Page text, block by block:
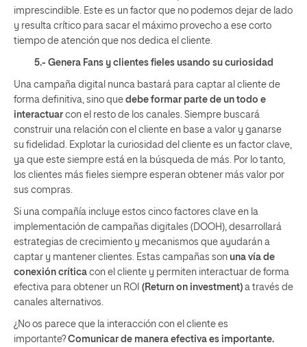
imprescindible. Este es un factor que no podemos dejar de lado
y resulta crítico para sacar el máximo provecho a ese corto
tiempo de atención que nos dedica el cliente.
5.- Genera Fans y clientes fieles usando su curiosidad
Una campaña digital nunca bastará para captar al cliente de
forma definitiva, sino que debe formar parte de un todo e
interactuar con el resto de los canales. Siempre buscará
construir una relación con el cliente en base a valor y ganarse
su fidelidad. Explotar la curiosidad del cliente es un factor clave,
ya que este siempre está en la búsqueda de más. Por lo tanto,
los clientes más fieles siempre esperan obtener más valor por
sus compras.
Si una compañía incluye estos cinco factores clave en la
implementación de campañas digitales (DOOH), desarrollará
estrategias de crecimiento y mecanismos que ayudarán a
captar y mantener clientes. Estas campañas son una vía de
conexión crítica con el cliente y permiten interactuar de forma
efectiva para obtener un ROI (Return on investment) a través de
canales alternativos.
¿No os parece que la interacción con el cliente es
importante? Comunicar de manera efectiva es importante.